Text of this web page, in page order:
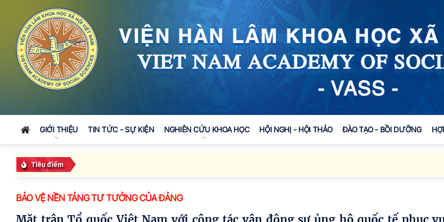
GIỚI THIỆU TIN TỨC - SỰ KIỆN NGHIÊN CỨU KHOA HỌC HỘI NGHỊ - HỘI THẢO ĐÀO TẠO - BỒI DƯỠNG
Tiêu điểm
BẢO VỆ NỀN TẢNG TƯ TƯỞNG CỦA ĐẢNG